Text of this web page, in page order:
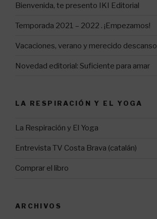
Bienvenida, te presento IKI Editorial
Temporada 2021 – 2022 . ¡Empezamos!
Vacaciones, verano y merecido descanso
Novedad editorial: Suficiente para amar
LA RESPIRACIÓN Y EL YOGA
La Respiración y El Yoga
Entrevista TV Costa Brava (catalán)
Comprar el libro
ARCHIVOS